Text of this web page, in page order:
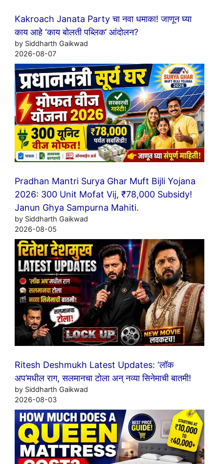
Kakroach Janata Party चा नवा धमाका! जाणून घ्या
काय आहे ‘काय बोलती पब्लिक’ आंदोलन?
by Siddharth Gaikwad
2026-08-07
Pradhan Mantri Surya Ghar Muft Bijli Yojana
2026: 300 Unit Mofat Vij, ₹78,000 Subsidy!
Janun Ghya Sampurna Mahiti.
by Siddharth Gaikwad
2026-08-05
Ritesh Deshmukh Latest Updates: ‘लॉक
अप’मधील राग, सलमानचा टोला अन् नव्या सिनेमाची बातमी!
by Siddharth Gaikwad
2026-08-03